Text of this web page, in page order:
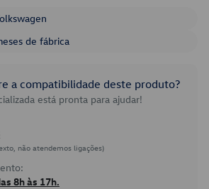
de fábrica
a compatibilidade deste produto?
está pronta para ajudar!
não atendemos ligações)
8h às 17h.